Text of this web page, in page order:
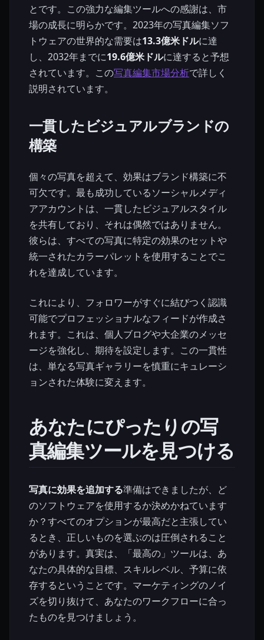
とです。この強力な編集ツールへの感謝は、市
場の成長に明らかです。2023年の写真編集ソフ
トウェアの世界的な需要は13.3億米ドルに達
し、2032年までに19.6億米ドルに達すると予想
されています。この写真編集市場分析で詳しく
説明されています。
一貫したビジュアルブランドの
構築
個々の写真を超えて、効果はブランド構築に不
可欠です。最も成功しているソーシャルメディ
アアカウントは、一貫したビジュアルスタイル
を共有しており、それは偶然ではありません。
彼らは、すべての写真に特定の効果のセットや
統一されたカラーパレットを使用することでこ
れを達成しています。
これにより、フォロワーがすぐに結びつく認識
可能でプロフェッショナルなフィードが作成さ
れます。これは、個人ブログや大企業のメッセ
ージを強化し、期待を設定します。この一貫性
は、単なる写真ギャラリーを慎重にキュレーシ
ョンされた体験に変えます。
あなたにぴったりの写
真編集ツールを見つける
写真に効果を追加する準備はできましたが、ど
のソフトウェアを使用するか決めかねています
か？すべてのオプションが最高だと主張してい
るとき、正しいものを選ぶのは圧倒されること
があります。真実は、「最高の」ツールは、あ
なたの具体的な目標、スキルレベル、予算に依
存するということです。マーケティングのノイ
ズを切り抜けて、あなたのワークフローに合っ
たものを見つけましょう。